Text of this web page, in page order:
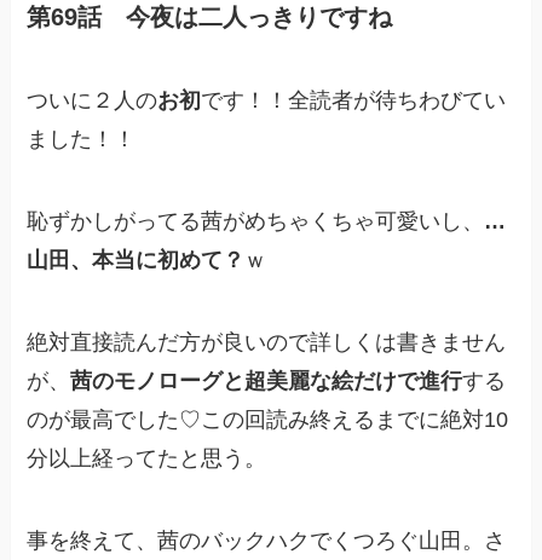
第69話 今夜は二人っきりですね
ついに２人のお初 です！！全読者が待ちわびてい
ました！！
恥ずかしがってる茜がめちゃくちゃ可愛いし、 …
山田、本当に初めて？ ｗ
絶対直接読んだ方が良いので詳しくは書きません
が、茜のモノローグと超美麗な絵だけで進行する
のが最高でした♡この回読み終えるまでに絶対10
分以上経ってたと思う。
事を終えて、茜のバックハクでくつろぐ山田。さ